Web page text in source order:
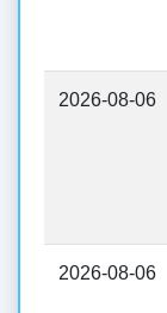
2026-08-06
2026-08-06